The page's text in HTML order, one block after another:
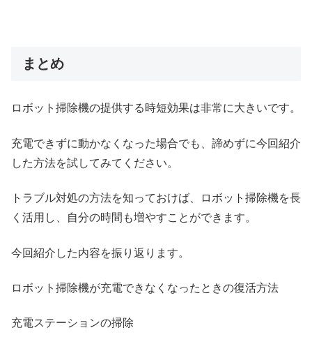
まとめ
ロボット掃除機の提供する時短効果は非常に大きいです。
充電できずに動かなくなった場合でも、諦めずに今回紹介
した方法を試してみてください。
トラブル対処の方法を知っておけば、ロボット掃除機を長
く活用し、自分の時間も増やすことができます。
今回紹介した内容を振り返ります。
ロボット掃除機が充電できなくなったときの復活方法
充電ステーションの掃除